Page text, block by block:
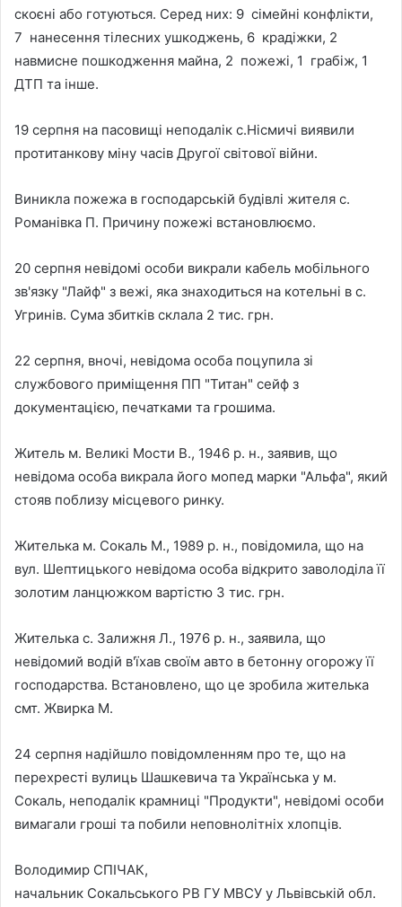
скоєні або готуються. Серед них: 9 сімейні конфлікти,
7 нанесення тілесних ушкоджень, 6 крадіжки, 2
навмисне пошкодження майна, 2 пожежі, 1 грабіж, 1
ДТП та інше.
19 серпня на пасовищі неподалік с.Нісмичі виявили
протитанкову міну часів Другої світової війни.
Виникла пожежа в господарській будівлі жителя с.
Романівка П. Причину пожежі встановлюємо.
20 серпня невідомі особи викрали кабель мобільного
зв'язку "Лайф" з вежі, яка знаходиться на котельні в с.
Угринів. Сума збитків склала 2 тис. грн.
22 серпня, вночі, невідома особа поцупила зі
службового приміщення ПП "Титан" сейф з
документацією, печатками та грошима.
Житель м. Великі Мости В., 1946 р. н., заявив, що
невідома особа викрала його мопед марки "Альфа", який
стояв поблизу місцевого ринку.
Жителька м. Сокаль М., 1989 р. н., повідомила, що на
вул. Шептицького невідома особа відкрито заволоділа її
золотим ланцюжком вартістю 3 тис. грн.
Жителька с. Залижня Л., 1976 р. н., заявила, що
невідомий водій в'їхав своїм авто в бетонну огорожу її
господарства. Встановлено, що це зробила жителька
смт. Жвирка М.
24 серпня надійшло повідомленням про те, що на
перехресті вулиць Шашкевича та Українська у м.
Сокаль, неподалік крамниці "Продукти", невідомі особи
вимагали гроші та побили неповнолітніх хлопців.
Володимир СПІЧАК,
начальник Сокальського РВ ГУ МВСУ у Львівській обл.